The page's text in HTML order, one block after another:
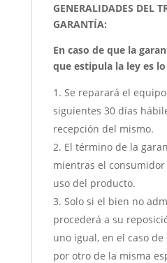
GENERALIDADES DEL
GARANTÍA:
En caso de que la
que estipula la ley es
Se reparará el
siguientes 30 días
recepción del mismo.
El término de la
mientras el
uso del producto.
Solo si el bien no
procederá a su
uno igual, en el caso
por otro de la misma